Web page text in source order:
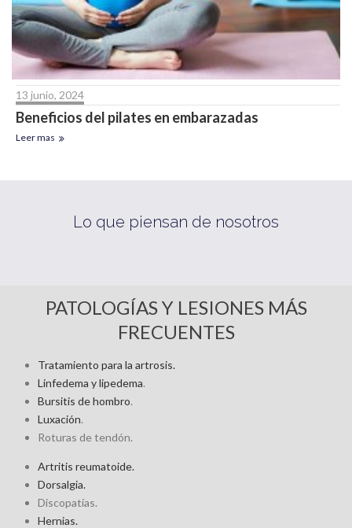
13 junio, 2024
Beneficios del pilates en embarazadas
Leer mas
Lo que piensan de nosotros
PATOLOGÍAS Y LESIONES MÁS
FRECUENTES
Tratamiento para la artrosis.
Linfedema y lipedema.
Bursitis de hombro.
Luxación.
Roturas de tendón.
Artritis reumatoide.
Dorsalgia.
Discopatías.
Hernias.